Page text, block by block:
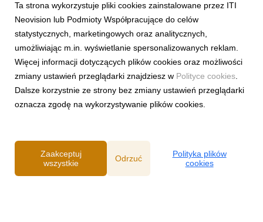
FILMY I SERIALE
Premiera pierwszego odcinka trzeciego
sezonu „The Walking Dead: Dead City” już
dziś w CANAL+
27 lipca 2026
Już dziś polscy fani kultowego uniwersum żywych trupów
zobaczą nowe przygody Maggie i Negana. Od 27 lipca w
serwisie można oglądać pierwszy odcinek kontynuacji serialu,
Ta strona wykorzystuje pliki cookies zainstalowane przez ITI
Neovision lub Podmioty Współpracujące do celów
statystycznych, marketingowych oraz analitycznych,
umożliwiając m.in. wyświetlanie spersonalizowanych reklam.
Więcej informacji dotyczących plików cookies oraz możliwości
zmiany ustawień przeglądarki znajdziesz w Polityce cookies
Dalsze korzystnie ze strony bez zmiany ustawień przeglądarki
oznacza zgodę na wykorzystywanie plików cookies.
Zaakceptuj
wszystkie
Odrzuć
Polityka plików
cookies